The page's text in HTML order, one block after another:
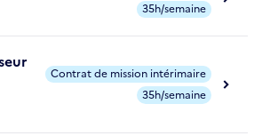
35h/semaine
Contrat de mission intérimaire
35h/semaine